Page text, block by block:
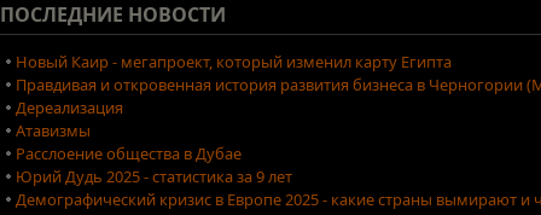
ПОСЛЕДНИЕ НОВОСТИ
Новый Каир - мегапроект, который изменил карту Египта
Правдивая и откровенная история развития бизнеса в Черногории
Дереализация
Атавизмы
Расслоение общества в Дубае
Юрий Дудь 2025 - статистика за 9 лет
Демографический кризис в Европе 2025 - какие страны вымирают и